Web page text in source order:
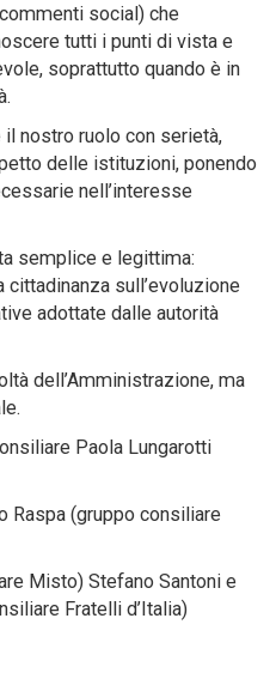
social) che
tutti i punti di vista e
soprattutto quando è in
nostro ruolo con serietà,
delle istituzioni, ponendo
nell’interesse
semplice e legittima:
sull’evoluzione
adottate dalle autorità
dell’Amministrazione, ma
Paola Lungarotti
Raspa (gruppo consiliare
Misto) Stefano Santoni e
Fratelli d’Italia)